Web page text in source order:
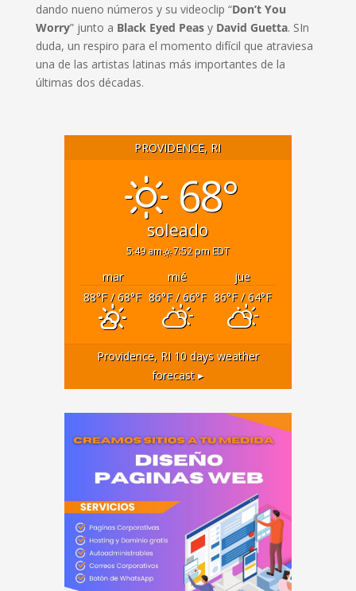
dando nueno números y su videoclip “Don’t You
Worry” junto a Black Eyed Peasy David Guetta. SIn
duda, un respiro para el momento difícil que atraviesa
una de las artistas latinas más importantes de la
últimas dos décadas.
PROVIDENCE, RI
68°
soleado
5:49 am 7:52 pm EDT
mar mié
jue
88°F/ 68°F 86°F/ 66°F 86°F/ 64°F
Providence, RI10 days weather
forecast ▸